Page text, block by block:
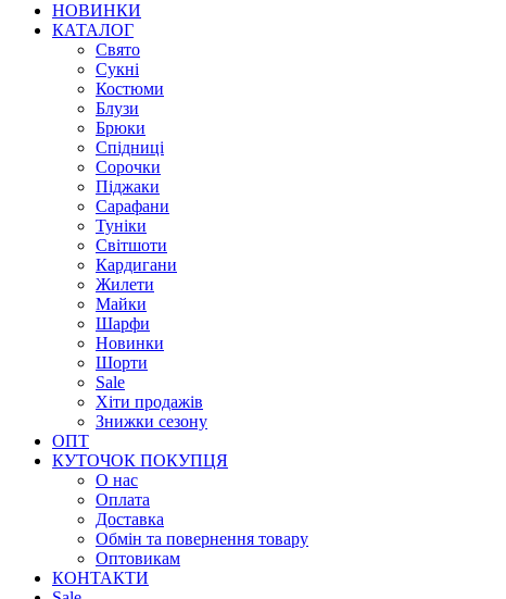
НОВИНКИ
КАТАЛОГ
Свято
Сукні
Костюми
Блузи
Брюки
Спідниці
Сорочки
Піджаки
Сарафани
Туніки
Світшоти
Кардигани
Жилети
Майки
Шарфи
Новинки
Шорти
Sale
Хіти продажів
Знижки сезону
ОПТ
КУТОЧОК ПОКУПЦЯ
О нас
Оплата
Доставка
Обмін та повернення товару
Оптовикам
КОНТАКТИ